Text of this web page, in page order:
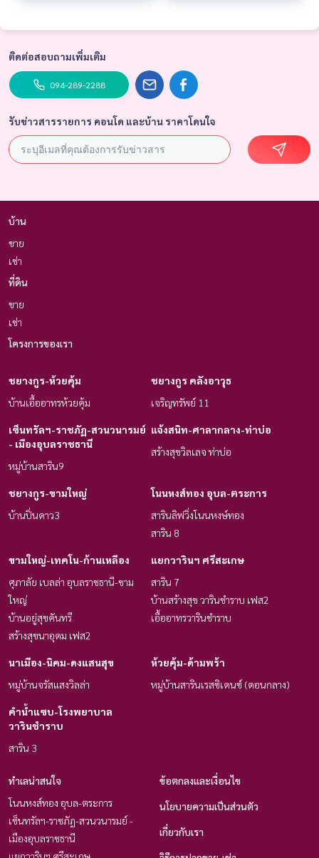
ติดต่อสอบถามเพิ่มเติม
094-289-2288
รับข่าวสารรายการ คอนโด และบ้าน ราคาโดนใจ
บ้าน
ขาย
เช่า
ที่ดิน
ขาย
เช่า
โครงการของเรา
ชยางกูร-ห้วยคุ้ม
บ้านเอื้ออาทรห้วยคุ้ม
ชยางกูร คลังอาวุธ
เจริญทรัพย์ 11
เซ็นทรัลฯ-ราชภัฏ-สวนวนารมย์
- เมืองอุบลราชธานี
หมู่บ้านสาริน9
แจ้งสนิท-ศาลากลาง-ท่าบ่อ
สร้างสุขวิลเลจ ท่าบ่อ
ชยางกูร-ขามใหญ่
บ้านปิ่นดาว3
โนนหงส์ทอง อุบล-ตระการ
สารินลิฟวิ่งโนนหงษ์ทอง
สาริน 8
ขามใหญ่-เทคโน-ก้านเหลือง
ศุภาลัย เบลล่า อุบลราชธานี-ขาม
ใหญ่
บ้านอยู่สุขคันทรี
สร้างสุขนาอุดม เฟส2
แยกวารินฯ ศรีสะเกษ
สาริน 7
บ้านสร้างสุข วารินชำราบ เฟส2
เอื้ออาทรวารินชำราบ
นาเมือง-นิคม-ดงแสนสุข
หมู่บ้านจรัสแสงวิลล่า
ห้วยคุ้ม-ด้ามพร้า
หมู่บ้านสารินเรสซิเดนซ์ (ดอนกลาง)
คำน้ำแซบ-โรงพยาบาล
วารินชำราบ
สาริน 3
ทำเลน่าสนใจ
โนนหงส์ทอง อุบล-ตระการ
เซ็นทรัลฯ-ราชภัฏ-สวนวนารมย์ -
เมืองอุบลราชธานี
ข้อตกลงและเงื่อนไข
นโยบายความเป็นส่วนตัว
เกี่ยวกับเรา